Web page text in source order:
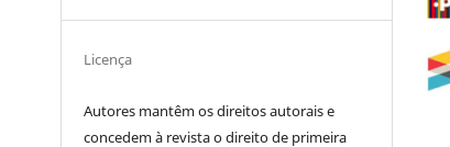
Licença
Autores mantêm os direitos autorais e
concedem à revista o direito de primeira